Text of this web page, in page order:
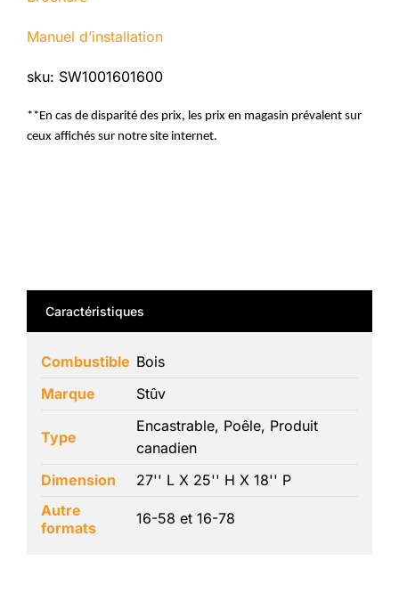
Manuel d’installation
sku: SW1001601600
**En cas de disparité des prix, les prix en magasin prévalent sur
ceux affichés sur notre site internet.
Caractéristiques
Combustible Bois
Marque
Stûv
Type
Encastrable, Poêle, Produit
canadien
Dimension
27'' L X 25'' H X 18'' P
Autre
formats
16-58 et 16-78